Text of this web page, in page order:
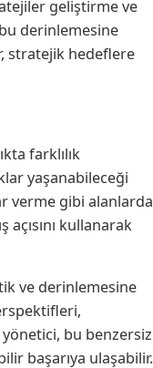
geliştirme ve
derinlemesine
stratejik hedeflere
farklılık
yaşanabileceği
verme gibi alanlarda
kullanarak
ve derinlemesine
bu benzersiz
başarıya ulaşabilir.